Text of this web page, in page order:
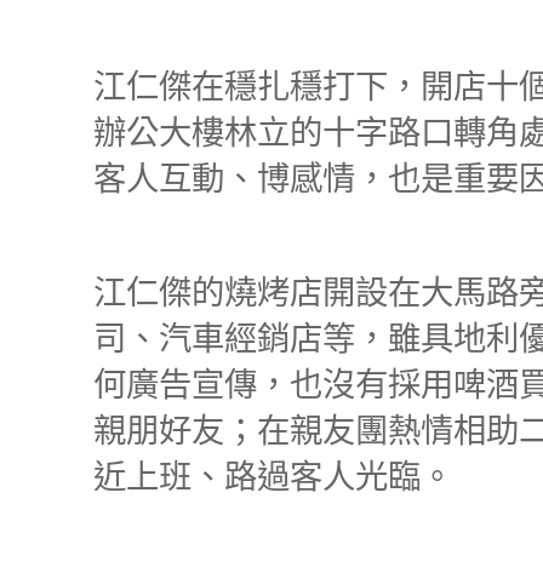
江仁傑在穩扎穩打下，開店十
辦公大樓林立的十字路口轉角
客人互動、博感情，也是重要
江仁傑的燒烤店開設在大馬路
司、汽車經銷店等，雖具地利
何廣告宣傳，也沒有採用啤酒
親朋好友；在親友團熱情相助
近上班、路過客人光臨。